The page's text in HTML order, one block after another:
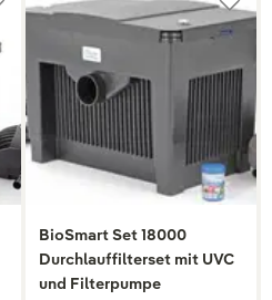
BioSmart Set 18000
Durchlauffilterset mit UVC
und Filterpumpe